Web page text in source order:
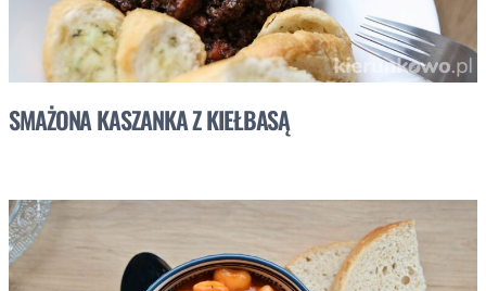
SMAŻONA KASZANKA Z KIEŁBASĄ